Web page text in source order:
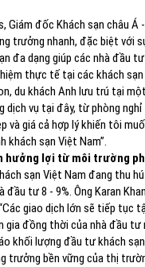
Giám đốc Khách sạn châu
trưởng nhanh, đặc biệt với
đa dạng giúp các nhà đầu
thực tế tại các khách
du khách Anh lưu trú tại
dịch vụ tại đây, từ phòng
và giá cả hợp lý khiến tôi
khách sạn Việt Nam”.
hưởng lợi từ môi trường
sạn Việt Nam đang thu
đầu tư 8 - 9%. Ông Karan
giao dịch lớn sẽ tiếp tục
gia đồng thời của nhà đầu
khối lượng đầu tư khách
trưởng bền vững của thị